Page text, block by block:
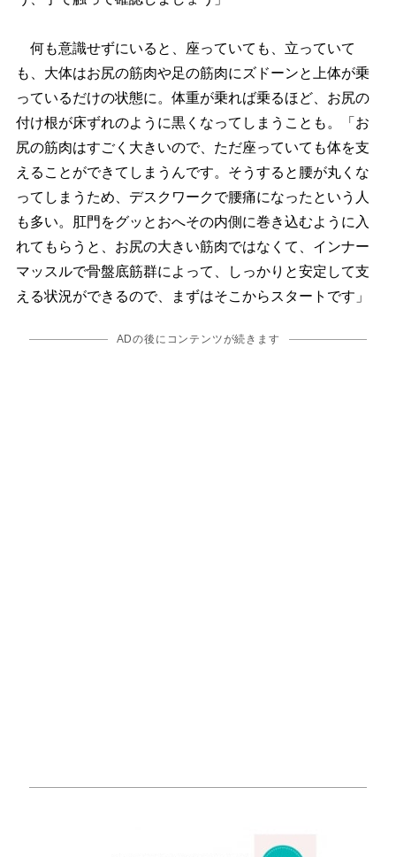
何も意識せずにいると、座っていても、立っていて
も、大体はお尻の筋肉や足の筋肉にズドーンと上体が乗
っているだけの状態に。体重が乗れば乗るほど、お尻の
付け根が床ずれのように黒くなってしまうことも。「お
尻の筋肉はすごく大きいので、ただ座っていても体を支
えることができてしまうんです。そうすると腰が丸くな
ってしまうため、デスクワークで腰痛になったという人
も多い。肛門をグッとおへその内側に巻き込むように入
れてもらうと、お尻の大きい筋肉ではなくて、インナー
マッスルで骨盤底筋群によって、しっかりと安定して支
える状況ができるので、まずはそこからスタートです」
ADの後にコンテンツが続きます